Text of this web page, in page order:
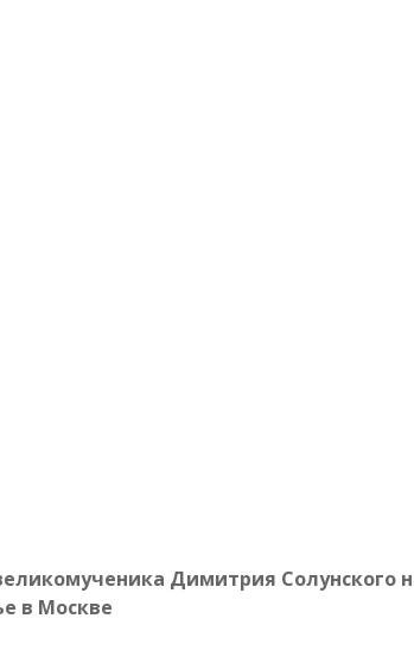
Димитрия Солунского
в Москве